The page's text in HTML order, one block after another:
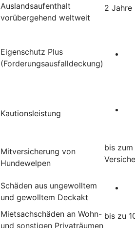
Auslandsaufenthalt
vorübergehend weltweit
2 Jahre
Eigenschutz Plus
(Forderungsausfalldeckung)
Kautionsleistung
Mitversicherung von
Hundewelpen
bis
Schäden aus ungewolltem
und gewolltem Deckakt
Mietsachschäden an Wohn-
und sonstigen Privaträumen
bis zu